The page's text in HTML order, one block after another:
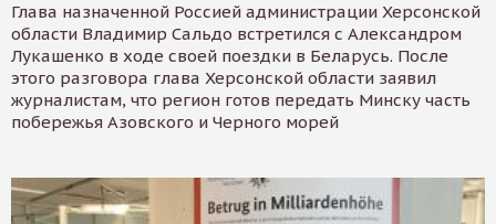
Глава назначенной Россией администрации Херсонской
области Владимир Сальдо встретился с Александром
Лукашенко в ходе своей поездки в Беларусь. После
этого разговора глава Херсонской области заявил
журналистам, что регион готов передать Минску часть
побережья Азовского и Черного морей